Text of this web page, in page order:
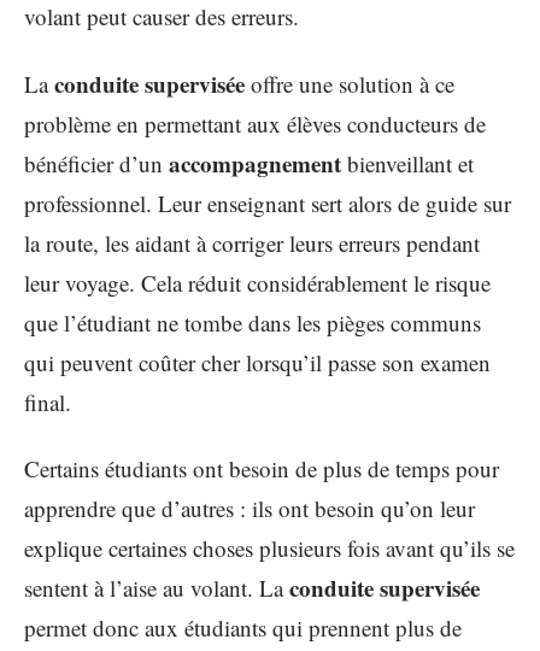
volant peut causer des erreurs.
Laconduite supervisée offre une solution à ce
problème en permettant aux élèves conducteurs de
bénéficier d’un accompagnement bienveillant et
professionnel. Leur enseignant sert alors de guide sur
la route, les aidant à corriger leurs erreurs pendant
leur voyage. Cela réduit considérablement le risque
que l’étudiant ne tombe dans les pièges communs
qui peuvent coûter cher lorsqu’il passe son examen
final.
Certains étudiants ont besoin de plus de temps pour
apprendre que d’autres : ils ont besoin qu’on leur
explique certaines choses plusieurs fois avant qu’ils se
sentent à l’aise au volant. Laconduite supervisée
permet donc aux étudiants qui prennent plus de